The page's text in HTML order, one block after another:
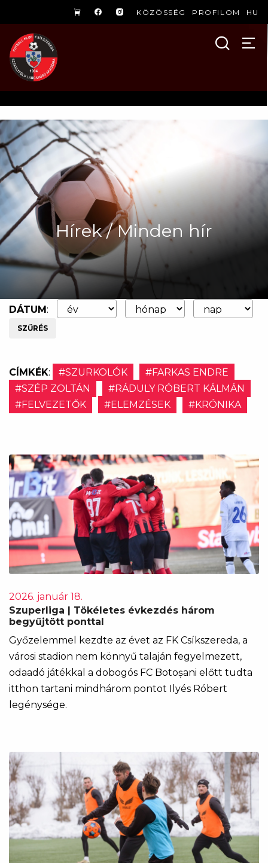
KÖZÖSSÉG PROFILOM HU
Hírek / Minden hír
DÁTUM:
SZŰRÉS
CÍMKÉK: #SZURKOLÓK
#FARKAS ENDRE
#SZÉP ZOLTÁN
#RÁDULY RÓBERT KÁLMÁN
#FELVEZETŐK
#ELEMZÉSEK #KRÓNIKA
2026. január 18.
Szuperliga | Tökéletes évkezdés három
begyűjtött ponttal
Győzelemmel kezdte az évet az FK Csíkszereda, a
városi stadion nem könnyű talaján fegyelmezett,
odaadó játékkal a dobogós FC Botoșani előtt tudta
itthon tartani mindhárom pontot Ilyés Róbert
legénysége.